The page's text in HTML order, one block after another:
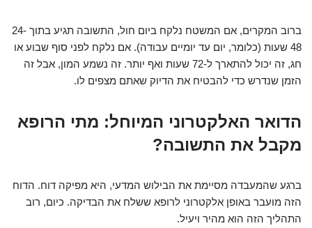
ברוב המקרים, אם המשטח נלקח ביום חול, התשובה תגיע בתוך 24-
48 שעות (כלומר, יום עד יומיים עבודה). אם נלקח לפני סוף שבוע או
חג, זה יכול להתארך ל-72 שעות ואף יותר. זה נשמע המון, אבל זה
הזמן שנדרש כדי להבטיח את הדיוק שאתם מצפים לו.
הדואר האלקטרוני המיוחל: מתי הרופא
מקבל את התשובה?
ברגע שהמעבדה מסיימת את הבילוש המדעי, היא מפיקה דוח. הדוח
הזה מועבר באופן אלקטרוני לרופא ששלח את הבדיקה. כיום, רוב
התהליך הזה הוא מהיר ויעיל.